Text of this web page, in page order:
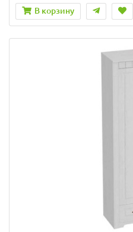
В корзину